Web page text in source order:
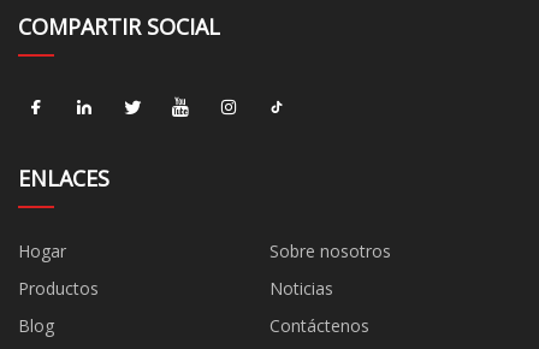
COMPARTIR SOCIAL
ENLACES
Hogar
Sobre nosotros
Productos
Noticias
Blog
Contáctenos